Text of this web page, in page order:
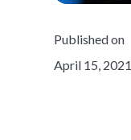
Published on
April 15, 2021